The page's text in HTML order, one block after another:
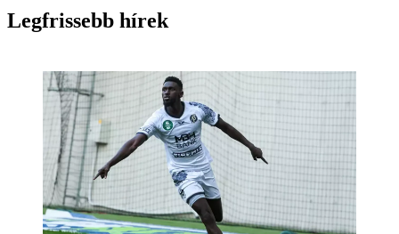
Legfrissebb hírek